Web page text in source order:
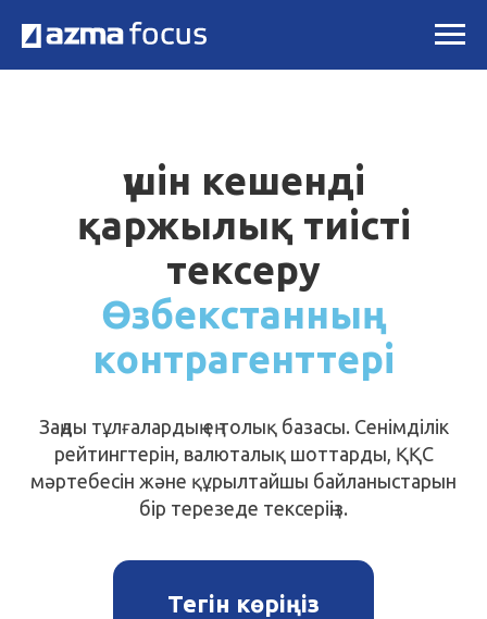
үшін кешенді
қаржылық тиісті
тексеру
Өзбекстанның
контрагенттері
Заңды тұлғалардың ең толық базасы. Сенімділік
рейтингтерін, валюталық шоттарды, ҚҚС
мәртебесін және құрылтайшы байланыстарын
бір терезеде тексеріңіз.
Тегін көріңіз